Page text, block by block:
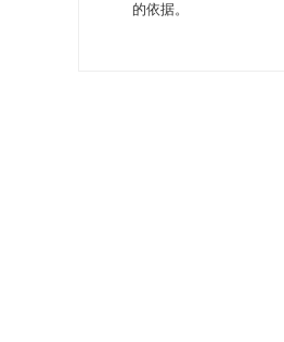
的依据。